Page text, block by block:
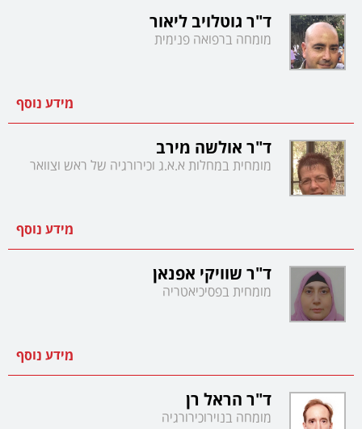
ד"ר גוטלויב ליאור
מומחה ברפואה פנימית
מידע נוסף
ד"ר אולשה מירב
מומחית במחלות א.א.ג וכירורגיה של ראש וצוואר
מידע נוסף
ד"ר שוויקי אפנאן
מומחית בפסיכיאטריה
מידע נוסף
ד"ר הראל רן
מומחה בנוירוכירורגיה